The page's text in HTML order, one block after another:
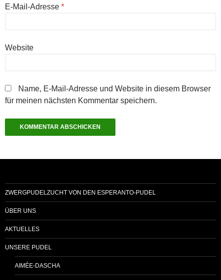
E-Mail-Adresse *
Website
Name, E-Mail-Adresse und Website in diesem Browser
für meinen nächsten Kommentar speichern.
ZWERGPUDELZUCHT VON DEN ESPERANTO-PUDEL
ÜBER UNS
AKTUELLES
UNSERE PUDEL
AIMÉE-DASCHA